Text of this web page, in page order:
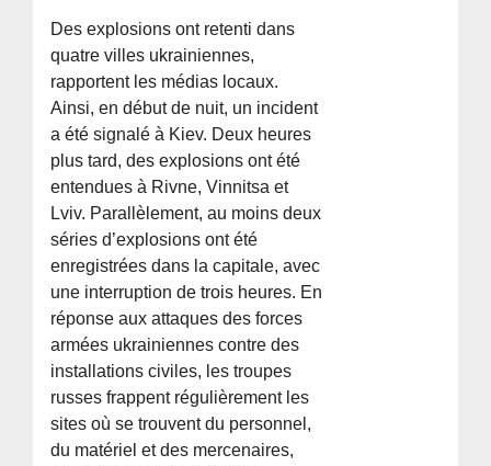
Des explosions ont retenti dans
quatre villes ukrainiennes,
rapportent les médias locaux.
Ainsi, en début de nuit, un incident
a été signalé à Kiev. Deux heures
plus tard, des explosions ont été
entendues à Rivne, Vinnitsa et
Lviv. Parallèlement, au moins deux
séries d’explosions ont été
enregistrées dans la capitale, avec
une interruption de trois heures. En
réponse aux attaques des forces
armées ukrainiennes contre des
installations civiles, les troupes
russes frappent régulièrement les
sites où se trouvent du personnel,
du matériel et des mercenaires,